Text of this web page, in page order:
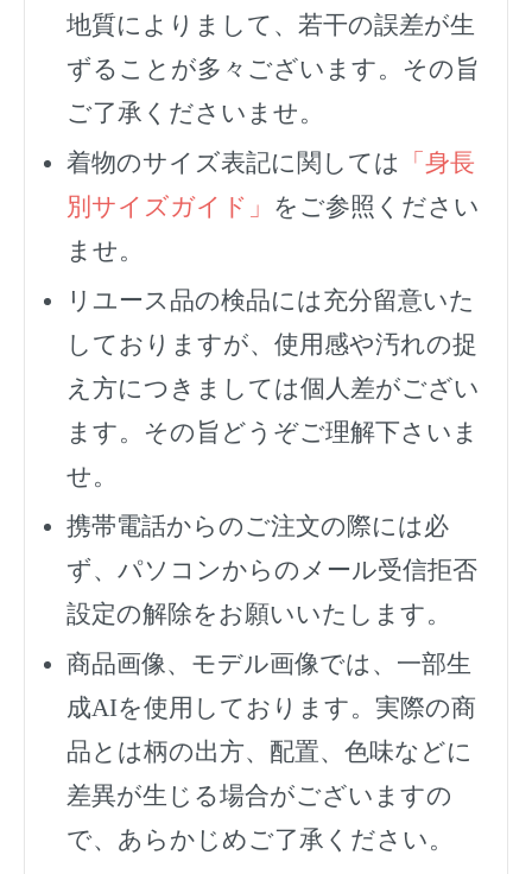
地質によりまして、若干の誤差が生
ずることが多々ございます。その旨
ご了承くださいませ。
着物のサイズ表記に関しては
「身長
別サイズガイド」 をご参照ください
ませ。
リユース品の検品には充分留意いた
しておりますが、使用感や汚れの捉
え方につきましては個人差がござい
ます。その旨どうぞご理解下さいま
せ。
携帯電話からのご注文の際には必
ず、 パソコンからのメール受信拒否
設定の解除をお願いいたします。
商品画像、モデル画像では、一部生
成AIを使用しております。実際の商
品とは柄の出方、配置、色味などに
差異が生じる場合がございますの
で、あらかじめご了承ください。